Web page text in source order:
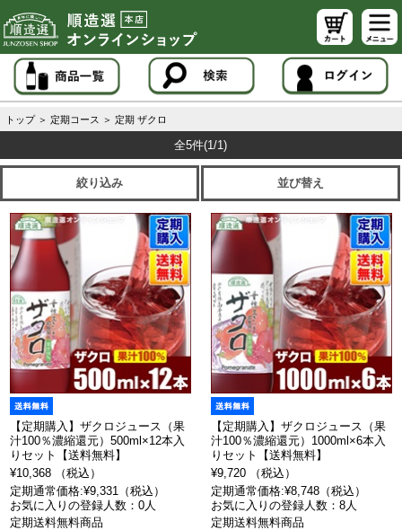
トップ ＞ 定期コース ＞ 定期 ザクロ
全5件(1/1)
絞り込み 並び替え
【定期購入】ザクロジュース（果
汁100％濃縮還元）500ml×12本入
りセット【送料無料】
¥10,368 （税込）
定期通常価格:¥9,331（税込）
お気に入りの登録人数：0人
定期送料無料商品
【定期購入】ザクロジュース（果
汁100％濃縮還元）1000ml×6本入
りセット【送料無料】
¥9,720 （税込）
定期通常価格:¥8,748（税込）
お気に入りの登録人数：8人
定期送料無料商品